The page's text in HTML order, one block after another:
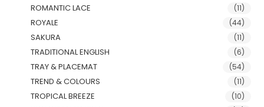
ROMANTIC LACE (11)
ROYALE (44)
SAKURA (11)
TRADITIONAL ENGLISH (6)
TRAY & PLACEMAT (54)
TREND & COLOURS (11)
TROPICAL BREEZE (10)